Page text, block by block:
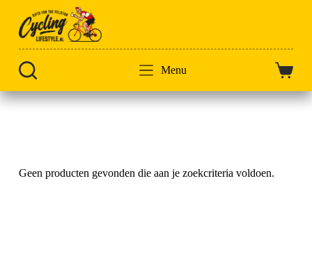
Doorgaan
naar
artikel
Menu
Geen producten gevonden die aan je zoekcriteria voldoen.